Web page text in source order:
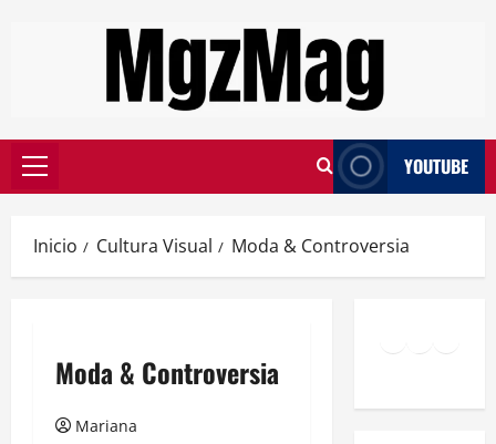
YOUTUBE
Inicio Cultura Visual Moda & Controversia
Moda & Controversia
Mariana